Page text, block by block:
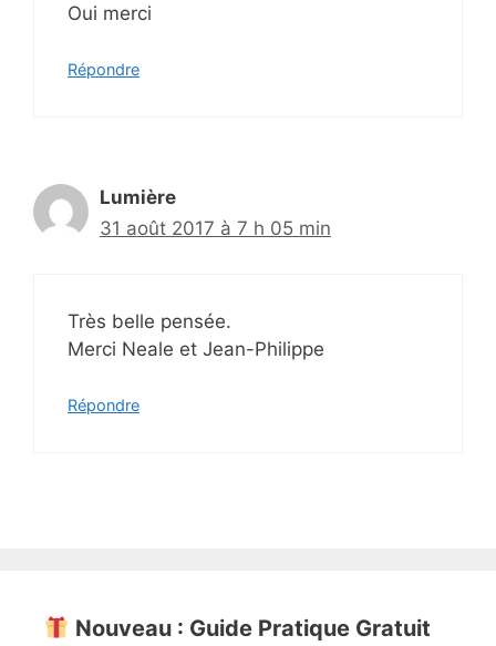
Oui merci
Répondre
Lumière
31 août 2017 à 7 h 05 min
Très belle pensée.
Merci Neale et Jean-Philippe
Répondre
Nouveau : Guide Pratique Gratuit